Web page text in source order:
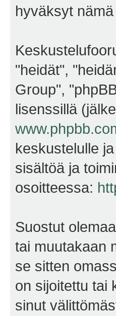
hyväksyt
"heidät",
Group",
lisenssillä
keskustelulle
sisältöä ja
osoitteessa:
Suostut
tai muutakaan
se sitten
on sijoitettu tai
sinut